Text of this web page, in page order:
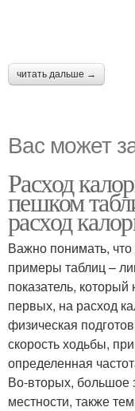
читать дальше →
Вас может
Расход
пешком
расход
Важно понимать,
примеры таблиц –
показатель,
первых, на расход
физическая
скорость ходьбы,
определенная
Во-вторых, большое
местности, также